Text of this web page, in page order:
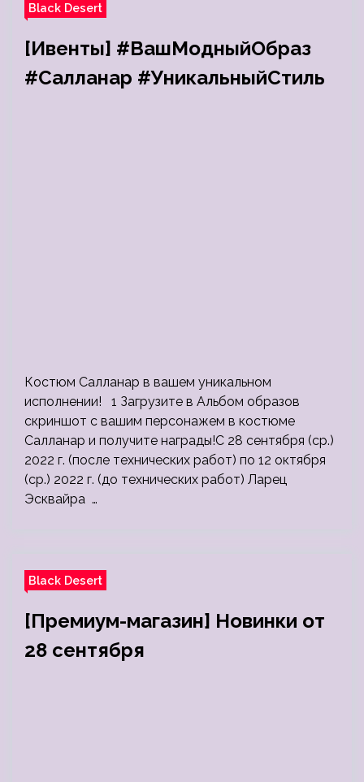
Black Desert
[Ивенты] #ВашМодныйОбраз
#Салланар #УникальныйСтиль
Костюм Салланар в вашем уникальном
исполнении! 1 Загрузите в Альбом образов
скриншот с вашим персонажем в костюме
Салланар и получите награды!С 28 сентября (ср.)
2022 г. (после технических работ) по 12 октября
(ср.) 2022 г. (до технических работ) Ларец
Эсквайра …
Black Desert
[Премиум-магазин] Новинки от
28 сентября